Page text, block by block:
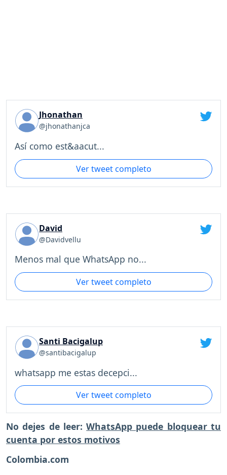
Jhonathan
@jhonathanjca
Así como est&aacut...
Ver tweet completo
David
@Davidvellu
Menos mal que WhatsApp no...
Ver tweet completo
Santi Bacigalup
@santibacigalup
whatsapp me estas decepci...
Ver tweet completo
No dejes de leer:WhatsApp puede bloquear tu
cuenta por estos motivos
Colombia.com